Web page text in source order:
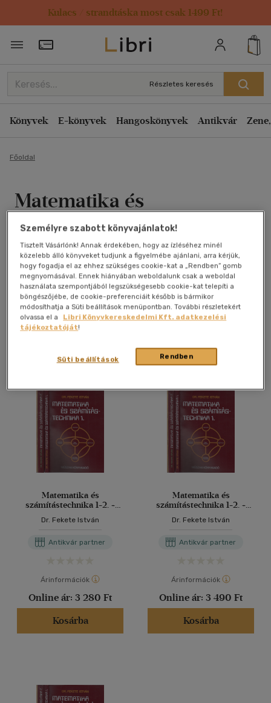
Kulacs / strandtáska most csak 1499 Ft!
Törzsvásárlói Kártya adatai
Részletes keresés
Könyvek E-könyvek Hangoskönyvek Antikvár
Főoldal
Matematika és
számítástechnika 1-2. +
Programok a matematika
és számítástechnika cimű
könyvhöz 1-2. (4 kötet)
Dr. Fekete István
Matematika és
számítástechnika 1-2. +
és számítástechnika cimű
Dr. Fekete István
Antikvár partner
Árinformációk
Online ár: 3 280 Ft
Kosárba
Matematika és
számítástechnika 1-2. +
és számítástechnika cimű
Dr. Fekete István
Antikvár partner
Árinformációk
Online ár: 3 490 Ft
Kosárba
Személyre szabott könyvajánlatok!
Tisztelt Vásárlónk! Annak érdekében, hogy az ízléséhez minél
közelebb álló könyveket tudjunk a figyelmébe ajánlani, arra kérjük,
hogy fogadja el az ehhez szükséges cookie-kat a „Rendben” gomb
megnyomásával. Ennek hiányában weboldalunk csak a weboldal
használata szempontjából legszükségesebb cookie-kat telepíti a
böngészőjébe, de cookie-preferenciáit később is bármikor
módosíthatja a Süti beállítások menüpontban. További részletekért
olvassa el a
Libri Könyvkereskedelmi Kft. adatkezelési
tájékoztatóját!
Rendben
Süti beállítások